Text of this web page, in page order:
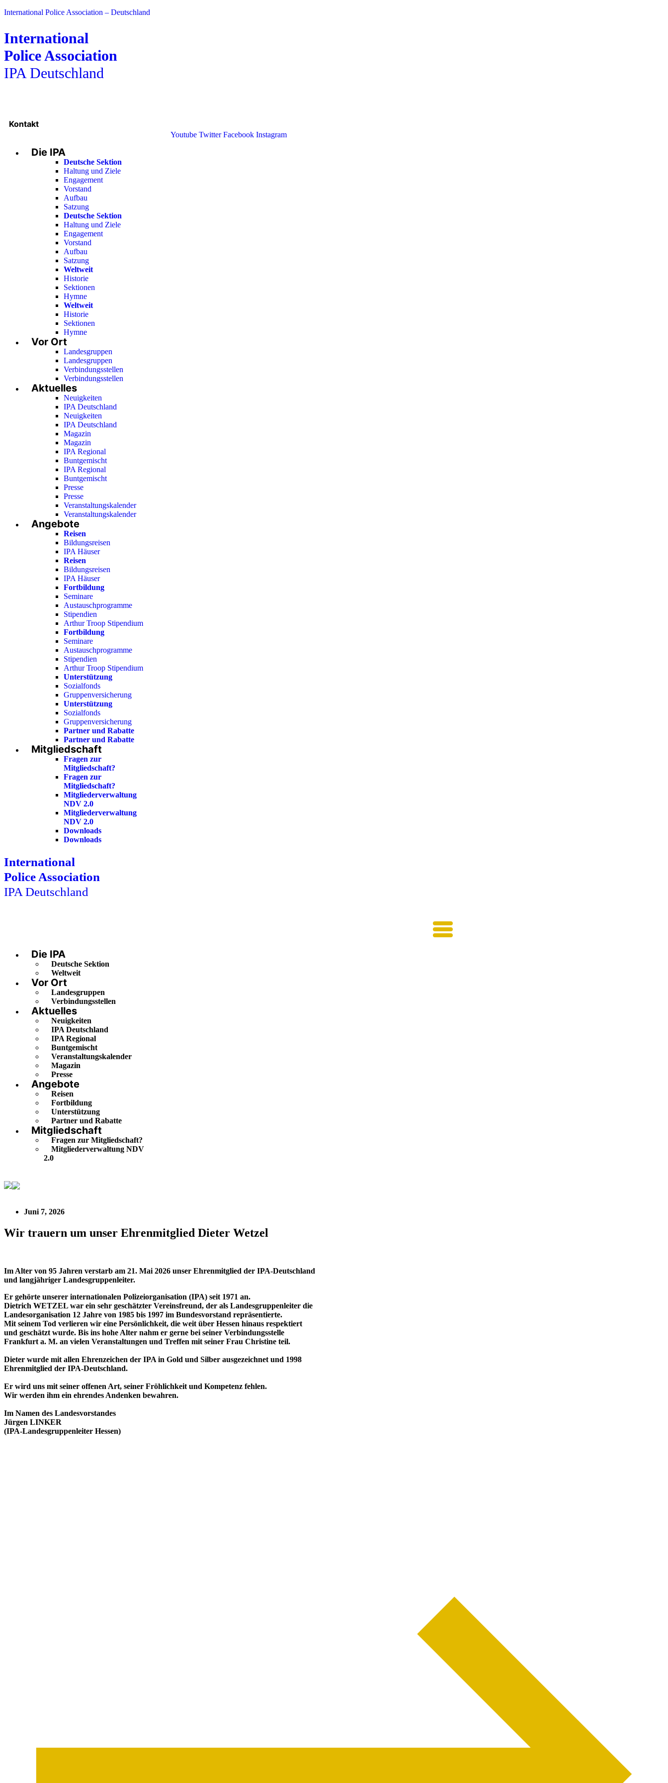
International Police Association – Deutschland
International
Police Association
IPA Deutschland
Kontakt
Youtube Twitter Facebook Instagram
Die IPA
Deutsche Sektion
Haltung und Ziele
Engagement
Vorstand
Aufbau
Satzung
Deutsche Sektion
Haltung und Ziele
Engagement
Vorstand
Aufbau
Satzung
Weltweit
Historie
Sektionen
Hymne
Weltweit
Historie
Sektionen
Hymne
Vor Ort
Landesgruppen
Landesgruppen
Verbindungsstellen
Verbindungsstellen
Aktuelles
Neuigkeiten
IPA Deutschland
Neuigkeiten
IPA Deutschland
Magazin
Magazin
IPA Regional
Buntgemischt
IPA Regional
Buntgemischt
Presse
Presse
Veranstaltungskalender
Veranstaltungskalender
Angebote
Reisen
Bildungsreisen
IPA Häuser
Reisen
Bildungsreisen
IPA Häuser
Fortbildung
Seminare
Austauschprogramme
Stipendien
Arthur Troop Stipendium
Fortbildung
Seminare
Austauschprogramme
Stipendien
Arthur Troop Stipendium
Unterstützung
Sozialfonds
Gruppenversicherung
Unterstützung
Sozialfonds
Gruppenversicherung
Partner und Rabatte
Partner und Rabatte
Mitgliedschaft
Fragen zur
Mitgliedschaft?
Fragen zur
Mitgliedschaft?
Mitgliederverwaltung
NDV 2.0
Mitgliederverwaltung
NDV 2.0
Downloads
Downloads
International
Police Association
IPA Deutschland
Main
Menu
Die IPA
Deutsche Sektion
Weltweit
Vor Ort
Landesgruppen
Verbindungsstellen
Aktuelles
Neuigkeiten
IPA Deutschland
IPA Regional
Buntgemischt
Veranstaltungskalender
Magazin
Presse
Angebote
Reisen
Fortbildung
Unterstützung
Partner und Rabatte
Mitgliedschaft
Fragen zur Mitgliedschaft?
Mitgliederverwaltung NDV
2.0
Juni 7, 2026
Wir trauern um unser Ehrenmitglied Dieter Wetzel
Im Alter von 95 Jahren verstarb am 21. Mai 2026 unser Ehrenmitglied der IPA-Deutschland
und langjähriger Landesgruppenleiter.
Er gehörte unserer internationalen Polizeiorganisation (IPA) seit 1971 an.
Dietrich WETZEL war ein sehr geschätzter Vereinsfreund, der als Landesgruppenleiter die
Landesorganisation 12 Jahre von 1985 bis 1997 im Bundesvorstand repräsentierte.
Mit seinem Tod verlieren wir eine Persönlichkeit, die weit über Hessen hinaus respektiert
und geschätzt wurde. Bis ins hohe Alter nahm er gerne bei seiner Verbindungsstelle
Frankfurt a. M. an vielen Veranstaltungen und Treffen mit seiner Frau Christine teil.
Dieter wurde mit allen Ehrenzeichen der IPA in Gold und Silber ausgezeichnet und 1998
Ehrenmitglied der IPA-Deutschland.
Er wird uns mit seiner offenen Art, seiner Fröhlichkeit und Kompetenz fehlen.
Wir werden ihm ein ehrendes Andenken bewahren.
Im Namen des Landesvorstandes
Jürgen LINKER
(IPA-Landesgruppenleiter Hessen)